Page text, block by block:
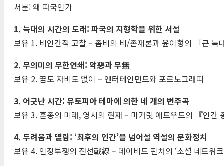
서문: 왜 파국인가
1. 늑대의 시간의 도래: 파국의 지형학을 위한 서설
보유 1. 비인간적 고찰 – 좀비의 비/존재론과 윤이형의 「큰 늑
2. 무의미의 무한연쇄: 악惡과 무無
보유 2. 꿈도 자비도 없이 – 엔터테인먼트와 포르노그래피
3. 어긋난 시간: 유토피아 테마에 의한 네 개의 변주곡
보유 3. 혼종의 미래, 영시의 현재 – 마거릿 애트우드의 『인간
4. 두려움과 떨림: ‘최후의 인간’을 넘어설 역설의 문화정치
보유 4. 인정투쟁의 전선戰線 – 데이비드 핀처의 ‘소셜 네트워크